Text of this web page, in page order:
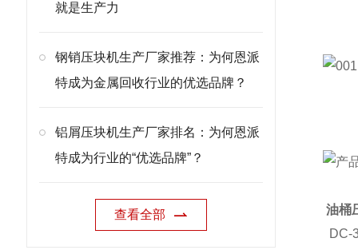
就是生产力
钢销压块机生产厂家推荐：为何恩派
特成为金属回收行业的优选品牌？
铝屑压块机生产厂家排名：为何恩派
特成为行业的“优选品牌”？
查看全部
油桶
DC-